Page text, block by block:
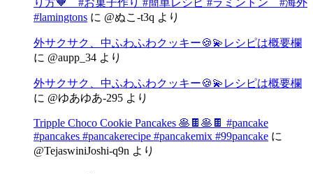
り方🧡 #お菓子作り #簡単レシピ #ラミントン #海外
#lamingtons に @ぬこ-t3q より
外サクサク、中ふわふわクッキー🍪💫レシピは概要欄
に @aupp_34 より
外サクサク、中ふわふわクッキー🍪💫レシピは概要欄
に @ゆあゆあ-295 より
Tripple Choco Cookie Pancakes 🥞🍫🥞🍫 #pancake
#pancakes #pancakerecipe #pancakemix #99pancake に
@TejaswiniJoshi-q9n より